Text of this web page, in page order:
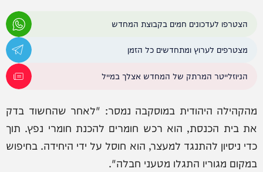
הצטרפו לעדכונים חמים בקבוצת המחדש
מצטרפים לערוץ ומתחדשים כל הזמן
הניוזלייטר המרתק של המחדש אצלך במייל
מהקהילה היהודית במוסקבה נמסר: "לאחר שהחשוד בדק
את בית הכנסת, הוא רכש חומרים להכנת חומרי נפץ. תוך
כדי ניסיון להתנגד למעצר, הוא חוסל על ידי היחידה. בחיפוש
במקום מגוריו התגלו מטעני חבלה".